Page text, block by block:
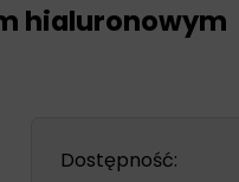
hialuronowym
Dostępność: